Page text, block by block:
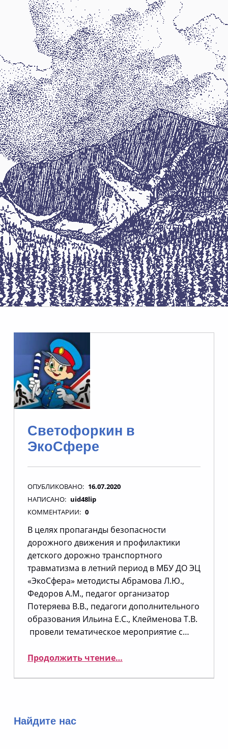
Светофоркин в
ЭкоСфере
ОПУБЛИКОВАНО: 16.07.2020
НАПИСАНО: uid48lip
КОММЕНТАРИИ: 0
В целях пропаганды безопасности
дорожного движения и профилактики
детского дорожно транспортного
травматизма в летний период в МБУ ДО ЭЦ
«ЭкоСфера» методисты Абрамова Л.Ю.,
Федоров А.М., педагог организатор
Потеряева В.В., педагоги дополнительного
образования Ильина Е.С., Клейменова Т.В.
провели тематическое мероприятие с…
Продолжить чтение…
Найдите нас